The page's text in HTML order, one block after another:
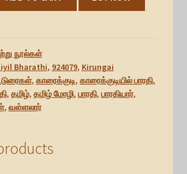
நூல்கள்
Bharathi, 924079, Kirungai
, காரைக்குடி, காரைக்குடியில் பாரதி,
, தமிழ், தமிழ் மோழி, பாரதி, பாரதியார்,
, வள்ளலார்